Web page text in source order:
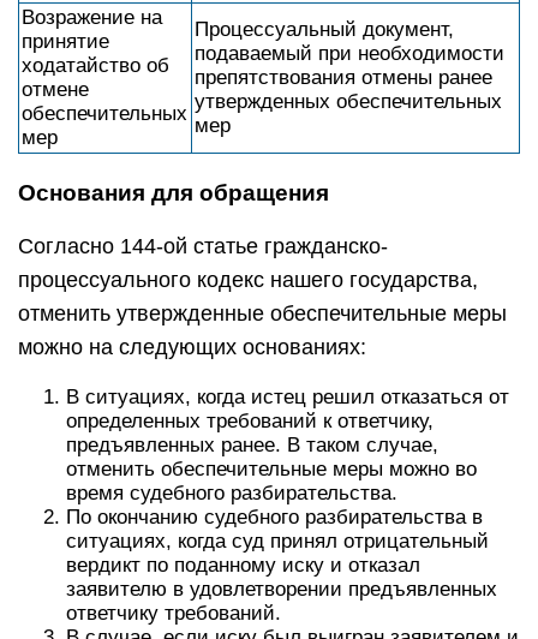
Возражение на
принятие
ходатайство об
отмене
обеспечительных
мер
Процессуальный документ,
подаваемый при необходимости
препятствования отмены ранее
утвержденных обеспечительных
мер
Основания для обращения
Согласно 144-ой статье гражданско-
процессуального кодекс нашего государства,
отменить утвержденные обеспечительные меры
можно на следующих основаниях:
В ситуациях, когда истец решил отказаться от
определенных требований к ответчику,
предъявленных ранее. В таком случае,
отменить обеспечительные меры можно во
время судебного разбирательства.
По окончанию судебного разбирательства в
ситуациях, когда суд принял отрицательный
вердикт по поданному иску и отказал
заявителю в удовлетворении предъявленных
ответчику требований.